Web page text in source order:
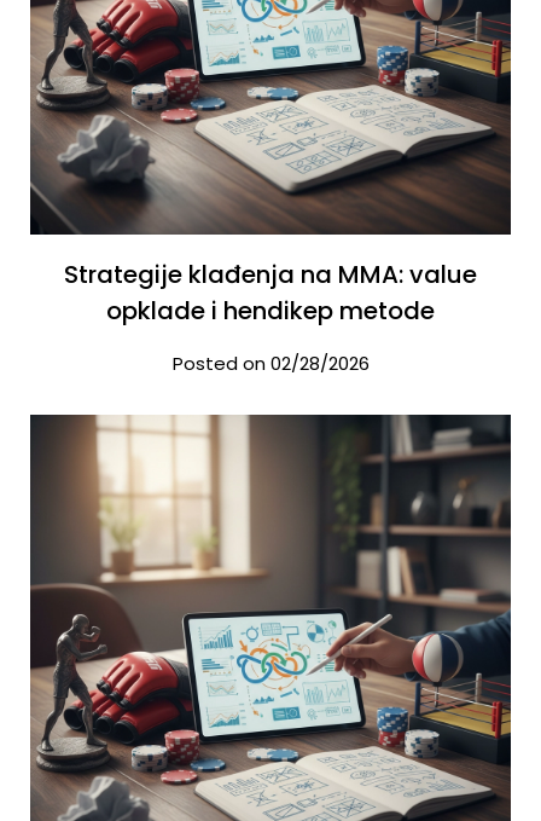
Strategije klađenja na MMA: value
opklade i hendikep metode
Posted on 02/28/2026